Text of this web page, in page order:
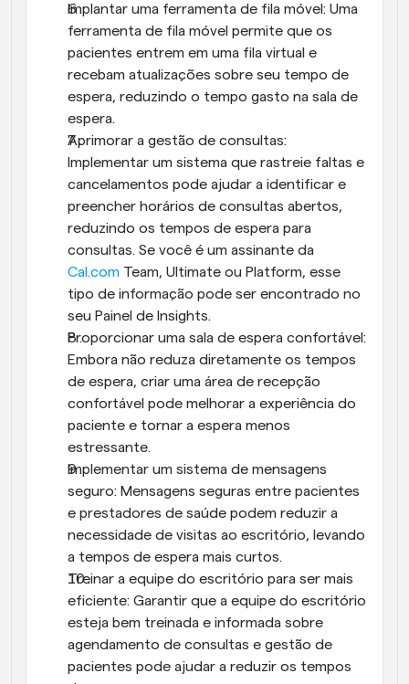
Implantar uma ferramenta de fila móvel: Uma
ferramenta de fila móvel permite que os
pacientes entrem em uma fila virtual e
recebam atualizações sobre seu tempo de
espera, reduzindo o tempo gasto na sala de
espera.
Aprimorar a gestão de consultas:
Implementar um sistema que rastreie faltas e
cancelamentos pode ajudar a identificar e
preencher horários de consultas abertos,
reduzindo os tempos de espera para
Cal.com Team, Ultimate ou Platform, esse
tipo de informação pode ser encontrado no
seu Painel de Insights.
Proporcionar uma sala de espera confortável:
Embora não reduza diretamente os tempos
de espera, criar uma área de recepção
confortável pode melhorar a experiência do
paciente e tornar a espera menos
estressante.
Implementar um sistema de mensagens
seguro: Mensagens seguras entre pacientes
e prestadores de saúde podem reduzir a
necessidade de visitas ao escritório, levando
a tempos de espera mais curtos.
Treinar a equipe do escritório para ser mais
eficiente: Garantir que a equipe do escritório
esteja bem treinada e informada sobre
agendamento de consultas e gestão de
pacientes pode ajudar a reduzir os tempos